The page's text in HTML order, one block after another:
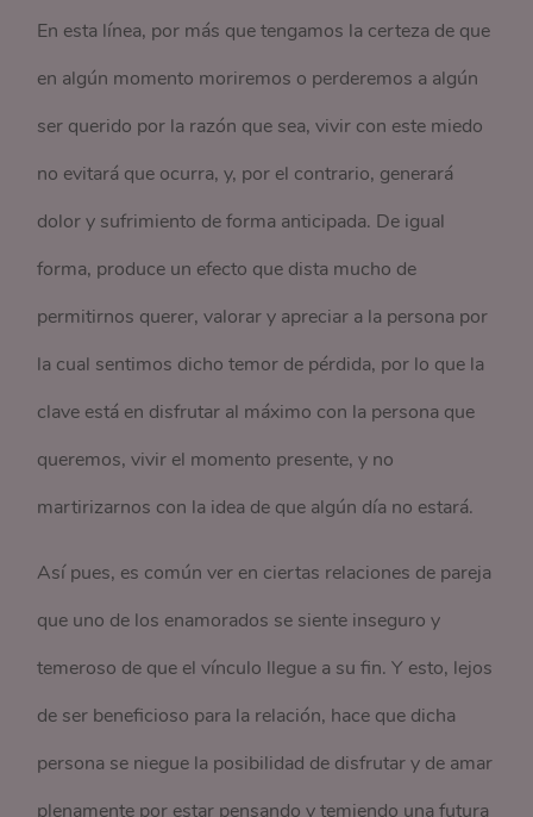
En esta línea, por más que tengamos la certeza de que
en algún momento moriremos o perderemos a algún
ser querido por la razón que sea, vivir con este miedo
no evitará que ocurra, y, por el contrario, generará
dolor y sufrimiento de forma anticipada. De igual
forma, produce un efecto que dista mucho de
permitirnos querer, valorar y apreciar a la persona por
la cual sentimos dicho temor de pérdida, por lo que la
clave está en disfrutar al máximo con la persona que
queremos, vivir el momento presente, y no
martirizarnos con la idea de que algún día no estará.
Así pues, es común ver en ciertas relaciones de pareja
que uno de los enamorados se siente inseguro y
temeroso de que el vínculo llegue a su fin. Y esto, lejos
de ser beneficioso para la relación, hace que dicha
persona se niegue la posibilidad de disfrutar y de amar
plenamente por estar pensando y temiendo una futura